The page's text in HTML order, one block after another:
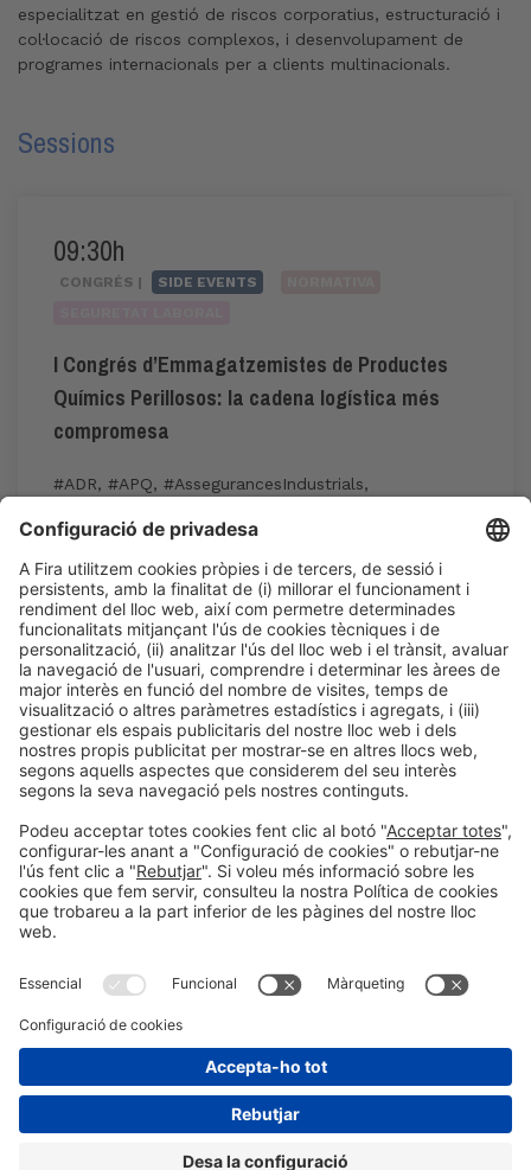
especialitzat en gestió de riscos corporatius, estructuració i
col·locació de riscos complexos, i desenvolupament de
programes internacionals per a clients multinacionals.
Sessions
09:30h
CONGRÉS | SIDE EVENTS
I Congrés d’Emmagatzemistes de Productes
Químics Perillosos: la cadena logística més
compromesa
#ADR, #APQ, #AssegurancesIndustrials,
Dv 5 09:30h - 13:00h
CC1. ROOM 1.1
Accés públic
LLegir més
#EXPOQUIMIA2026
a les xarxes socials